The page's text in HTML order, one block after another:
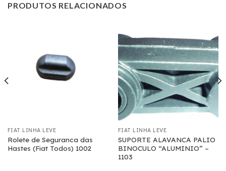
PRODUTOS RELACIONADOS
FIAT LINHA LEVE
Rolete de Seguranca das
Hastes (Fiat Todos) 1002
FIAT LINHA LEVE
SUPORTE ALAVANCA PALIO
BINOCULO “ALUMINIO” –
1103